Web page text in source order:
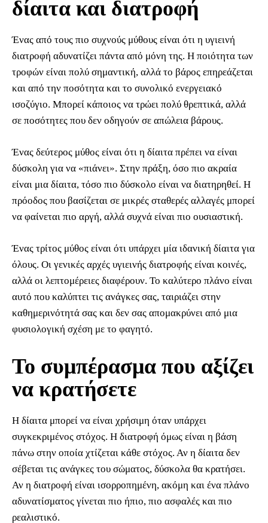
δίαιτα και διατροφή
Ένας από τους πιο συχνούς μύθους είναι ότι η υγιεινή
διατροφή αδυνατίζει πάντα από μόνη της. Η ποιότητα των
τροφών είναι πολύ σημαντική, αλλά το βάρος επηρεάζεται
και από την ποσότητα και το συνολικό ενεργειακό
ισοζύγιο. Μπορεί κάποιος να τρώει πολύ θρεπτικά, αλλά
σε ποσότητες που δεν οδηγούν σε απώλεια βάρους.
Ένας δεύτερος μύθος είναι ότι η δίαιτα πρέπει να είναι
δύσκολη για να «πιάνει». Στην πράξη, όσο πιο ακραία
είναι μια δίαιτα, τόσο πιο δύσκολο είναι να διατηρηθεί. Η
πρόοδος που βασίζεται σε μικρές σταθερές αλλαγές μπορεί
να φαίνεται πιο αργή, αλλά συχνά είναι πιο ουσιαστική.
Ένας τρίτος μύθος είναι ότι υπάρχει μία ιδανική δίαιτα για
όλους. Οι γενικές αρχές υγιεινής διατροφής είναι κοινές,
αλλά οι λεπτομέρειες διαφέρουν. Το καλύτερο πλάνο είναι
αυτό που καλύπτει τις ανάγκες σας, ταιριάζει στην
καθημερινότητά σας και δεν σας απομακρύνει από μια
φυσιολογική σχέση με το φαγητό.
Το συμπέρασμα που αξίζει
να κρατήσετε
Η δίαιτα μπορεί να είναι χρήσιμη όταν υπάρχει
συγκεκριμένος στόχος. Η διατροφή όμως είναι η βάση
πάνω στην οποία χτίζεται κάθε στόχος. Αν η δίαιτα δεν
σέβεται τις ανάγκες του σώματος, δύσκολα θα κρατήσει.
Αν η διατροφή είναι ισορροπημένη, ακόμη και ένα πλάνο
αδυνατίσματος γίνεται πιο ήπιο, πιο ασφαλές και πιο
ρεαλιστικό.